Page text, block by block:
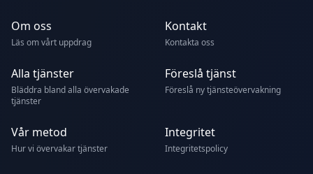
Om oss
Läs om vårt uppdrag
Kontakt
Kontakta oss
Alla tjänster
Bläddra bland alla övervakade
tjänster
Föreslå tjänst
Föreslå ny tjänsteövervakning
Vår metod
Hur vi övervakar tjänster
Integritet
Integritetspolicy